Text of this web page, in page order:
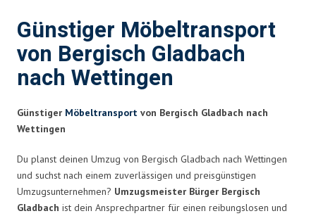
Günstiger Möbeltransport
von Bergisch Gladbach
nach Wettingen
Günstiger Möbeltransport von Bergisch Gladbach nach
Wettingen
Du planst deinen Umzug von Bergisch Gladbach nach Wettingen
und suchst nach einem zuverlässigen und preisgünstigen
Umzugsunternehmen? Umzugsmeister Bürger Bergisch
Gladbach ist dein Ansprechpartner für einen reibungslosen und